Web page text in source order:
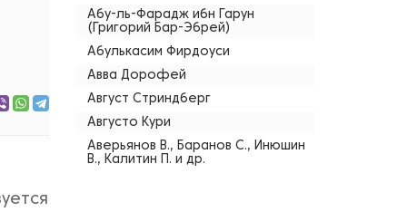
Абу-ль-Фарадж ибн Гарун
(Григорий Бар-Эбрей)
Абулькасим Фирдоуси
Авва Дорофей
Август Стриндберг
Августо Кури
Аверьянов В., Баранов С., Инюшин
В., Калитин П. и др.